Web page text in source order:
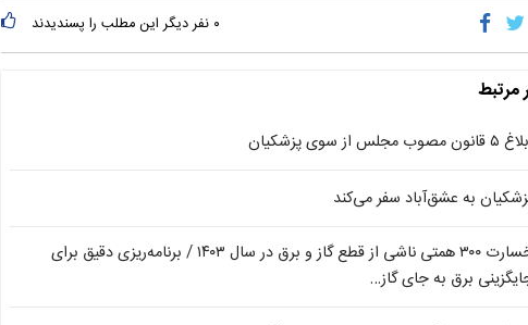
۰ نفر دیگر این مطلب را پسندیدند
مرتبط
مصوب مجلس از سوی پزشکیان
به عشق‌آباد سفر می‌کند
خسارت ۳۰۰ همتی ناشی از قطع گاز و برق در سال ۱۴۰۳ / برنامه‌ریزی‌ دقیق برای
برق به جای گاز…